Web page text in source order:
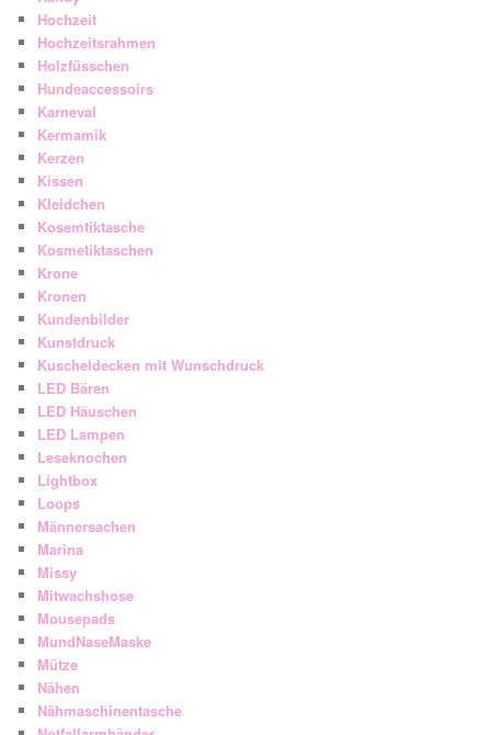
Hochzeit
Hochzeitsrahmen
Holzfüsschen
Hundeaccessoirs
Karneval
Kermamik
Kerzen
Kissen
Kleidchen
Kosemtiktasche
Kosmetiktaschen
Krone
Kronen
Kundenbilder
Kunstdruck
Kuscheldecken mit Wunschdruck
LED Bären
LED Häuschen
LED Lampen
Leseknochen
Lightbox
Loops
Männersachen
Marina
Missy
Mitwachshose
Mousepads
MundNaseMaske
Mütze
Nähen
Nähmaschinentasche